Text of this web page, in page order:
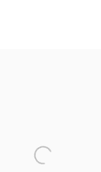
Open a larger